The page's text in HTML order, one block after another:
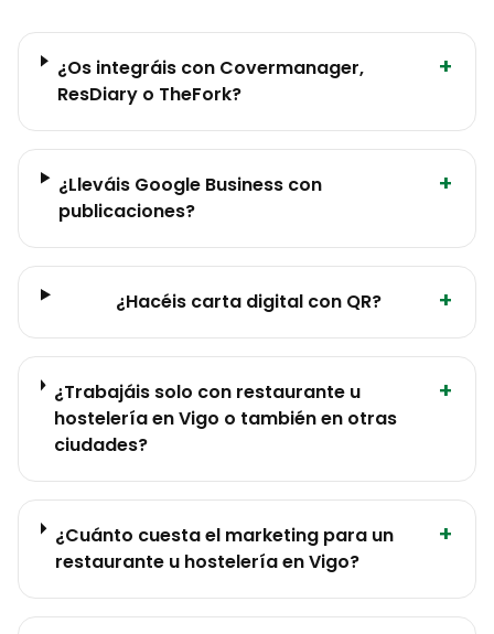
¿Os integráis con Covermanager,
ResDiary o TheFork?
+
¿Lleváis Google Business con
publicaciones?
+
¿Hacéis carta digital con QR? +
¿Trabajáis solo con restaurante u
hostelería en Vigo o también en otras
ciudades?
+
¿Cuánto cuesta el marketing para un
restaurante u hostelería en Vigo?
+